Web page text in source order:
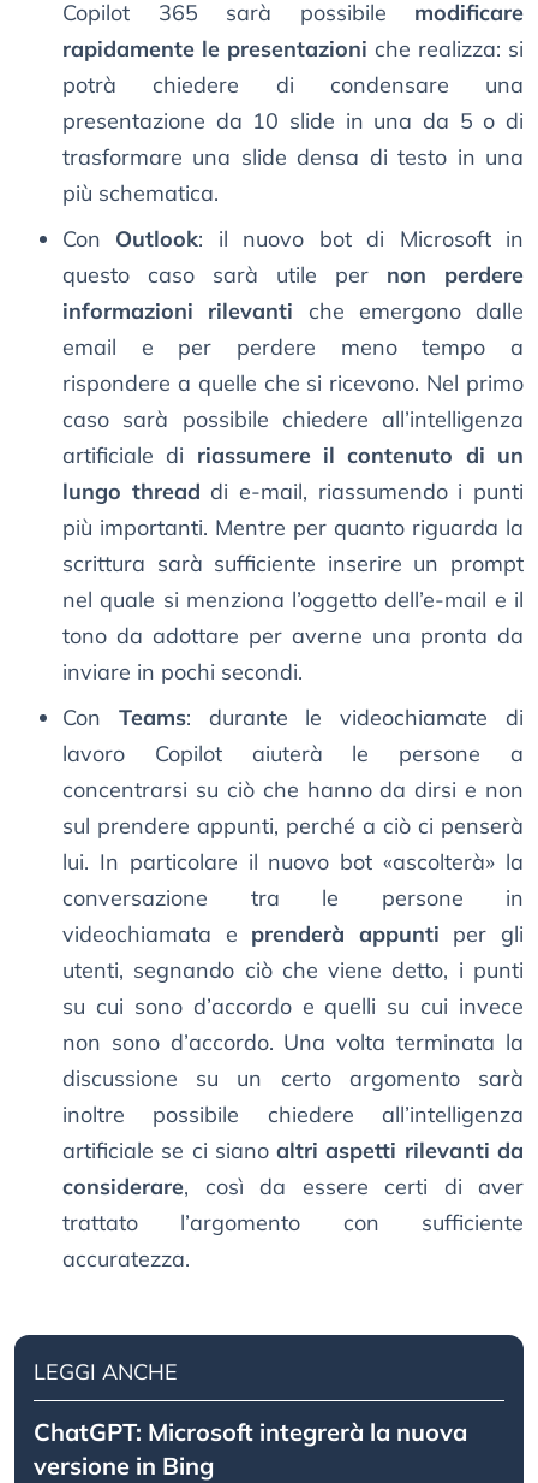
Copilot 365 sarà possibile modificare
rapidamente le presentazioni che realizza: si
potrà chiedere di condensare una
presentazione da 10 slide in una da 5 o di
trasformare una slide densa di testo in una
più schematica.
Con Outlook: il nuovo bot di Microsoft in
questo caso sarà utile per non perdere
informazioni rilevanti che emergono dalle
email e per perdere meno tempo a
rispondere a quelle che si ricevono. Nel primo
caso sarà possibile chiedere all’intelligenza
artificiale di riassumere il contenuto di un
lungo thread di e-mail, riassumendo i punti
più importanti. Mentre per quanto riguarda la
scrittura sarà sufficiente inserire un prompt
nel quale si menziona l’oggetto dell’e-mail e il
tono da adottare per averne una pronta da
inviare in pochi secondi.
Con Teams: durante le videochiamate di
lavoro Copilot aiuterà le persone a
concentrarsi su ciò che hanno da dirsi e non
sul prendere appunti, perché a ciò ci penserà
lui. In particolare il nuovo bot «ascolterà» la
conversazione tra le persone in
videochiamata e prenderà appunti per gli
utenti, segnando ciò che viene detto, i punti
su cui sono d’accordo e quelli su cui invece
non sono d’accordo. Una volta terminata la
discussione su un certo argomento sarà
inoltre possibile chiedere all’intelligenza
artificiale se ci sianoaltri aspetti rilevanti da
considerare, così da essere certi di aver
trattato l’argomento con sufficiente
accuratezza.
LEGGI ANCHE
ChatGPT: Microsoft integrerà la nuova
versione in Bing